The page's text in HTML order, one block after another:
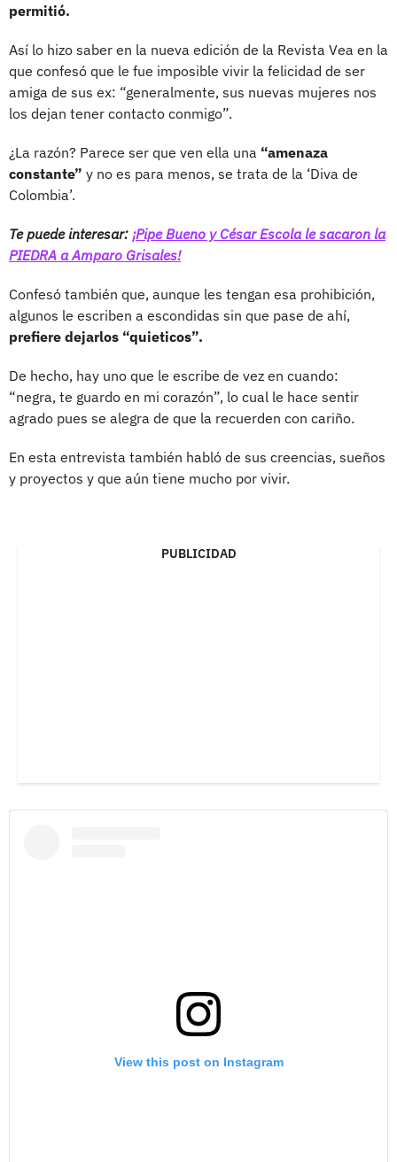
permitió.
Así lo hizo saber en la nueva edición de la Revista Vea en la
que confesó que le fue imposible vivir la felicidad de ser
amiga de sus ex: “generalmente, sus nuevas mujeres nos
los dejan tener contacto conmigo”.
¿La razón? Parece ser que ven ella una “amenaza
constante” y no es para menos, se trata de la ‘Diva de
Colombia’.
Te puede interesar: ¡Pipe Bueno y César Escola le sacaron la
PIEDRA a Amparo Grisales!
Confesó también que, aunque les tengan esa prohibición,
algunos le escriben a escondidas sin que pase de ahí,
prefiere dejarlos “quieticos”.
De hecho, hay uno que le escribe de vez en cuando:
“negra, te guardo en mi corazón”, lo cual le hace sentir
agrado pues se alegra de que la recuerden con cariño.
En esta entrevista también habló de sus creencias, sueños
y proyectos y que aún tiene mucho por vivir.
PUBLICIDAD
View this post on Instagram